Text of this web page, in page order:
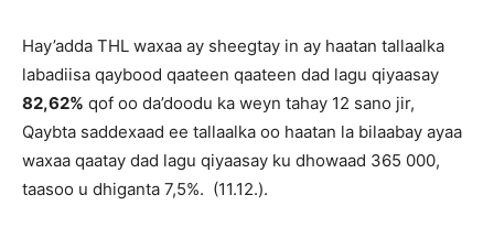
Hay’adda THL waxaa ay sheegtay in ay haatan tallaalka
labadiisa qaybood qaateen qaateen dad lagu qiyaasay
82,62% qof oo da’doodu ka weyn tahay 12 sano jir,
Qaybta saddexaad ee tallaalka oo haatan la bilaabay ayaa
waxaa qaatay dad lagu qiyaasay ku dhowaad 365 000,
taasoo u dhiganta 7,5%. (11.12.).